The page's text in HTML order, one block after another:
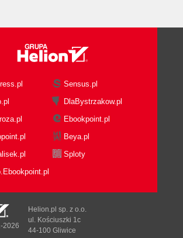
Sensus.pl
DlaBystrzakow.pl
Ebookpoint.pl
Beya.pl
Sploty
2026
Helion.pl sp. z o.o.
ul. Kościuszki 1c
44-100 Gliwice